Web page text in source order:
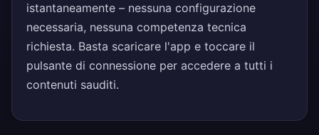
istantaneamente – nessuna configurazione
necessaria, nessuna competenza tecnica
richiesta. Basta scaricare l'app e toccare il
pulsante di connessione per accedere a tutti i
contenuti sauditi.